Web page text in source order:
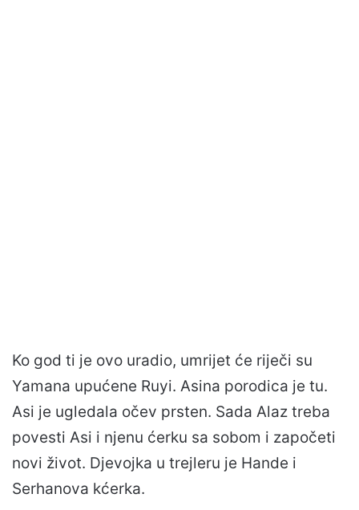
Ko god ti je ovo uradio, umrijet će riječi su
Yamana upućene Ruyi. Asina porodica je tu.
Asi je ugledala očev prsten. Sada Alaz treba
povesti Asi i njenu ćerku sa sobom i započeti
novi život. Djevojka u trejleru je Hande i
Serhanova kćerka.